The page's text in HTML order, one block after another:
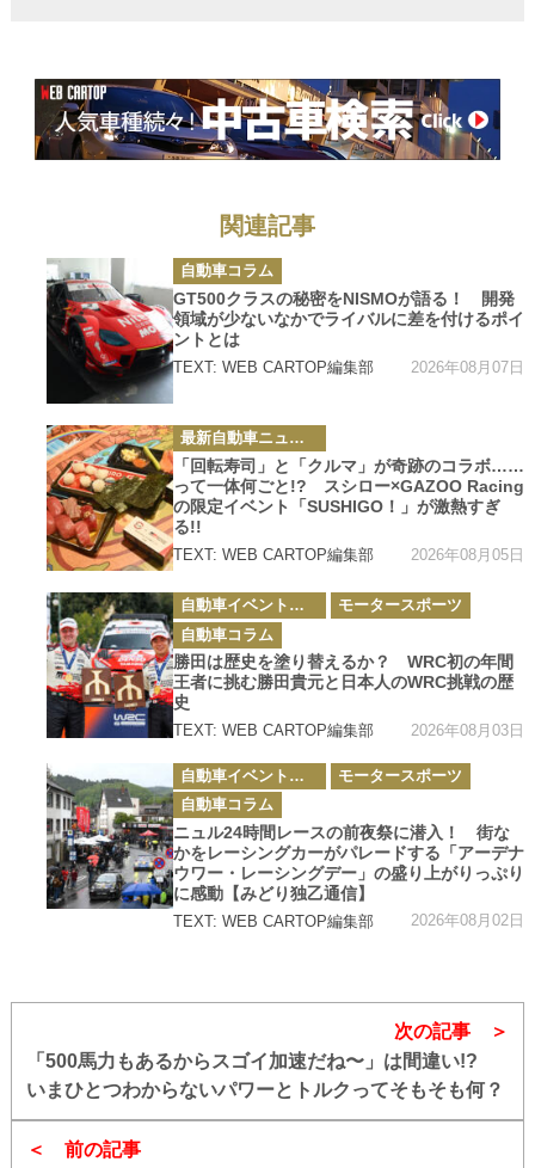
関連記事
カ
テ
ゴ
リ
ー
自動車コラム
GT500クラスの秘密をNISMOが語る！ 開発
領域が少ないなかでライバルに差を付けるポイ
ントとは
TEXT: WEB CARTOP編集部 2026年08月07日
カ
テ
ゴ
リ
ー
最新自動車ニュース
「回転寿司」と「クルマ」が奇跡のコラボ……
って一体何ごと!? スシロー×GAZOO Racing
の限定イベント「SUSHIGO！」が激熱すぎ
る!!
TEXT: WEB CARTOP編集部 2026年08月05日
カ
テ
ゴ
リ
ー
自動車イベント・カーイベント
モータースポーツ
自動車コラム
勝田は歴史を塗り替えるか？ WRC初の年間
王者に挑む勝田貴元と日本人のWRC挑戦の歴
史
TEXT: WEB CARTOP編集部 2026年08月03日
カ
テ
ゴ
リ
ー
自動車イベント・カーイベント
モータースポーツ
自動車コラム
ニュル24時間レースの前夜祭に潜入！ 街な
かをレーシングカーがパレードする「アーデナ
ウワー・レーシングデー」の盛り上がりっぷり
に感動【みどり独乙通信】
TEXT: WEB CARTOP編集部 2026年08月02日
前の記事
次の記事
「500馬力もあるからスゴイ加速だね〜」は間違い!?
いまひとつわからないパワーとトルクってそもそも何？